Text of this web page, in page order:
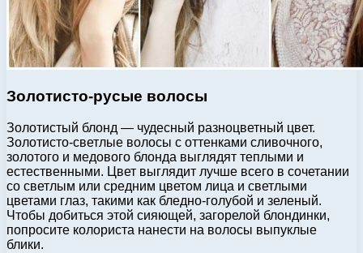
Золотисто-русые волосы
Золотистый блонд — чудесный разноцветный цвет.
Золотисто-светлые волосы с оттенками сливочного,
золотого и медового блонда выглядят теплыми и
естественными. Цвет выглядит лучше всего в сочетании
со светлым или средним цветом лица и светлыми
цветами глаз, такими как бледно-голубой и зеленый.
Чтобы добиться этой сияющей, загорелой блондинки,
попросите колориста нанести на волосы выпуклые
блики.